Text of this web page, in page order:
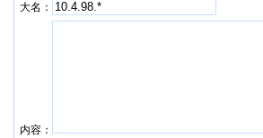
大名：
内容：